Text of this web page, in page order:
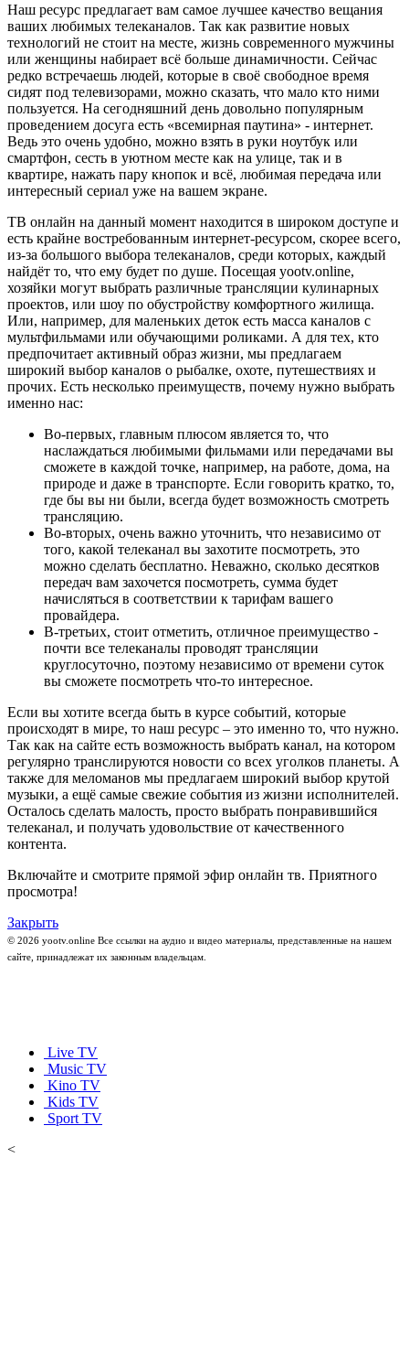
Наш ресурс предлагает вам самое лучшее качество вещания
ваших любимых телеканалов. Так как развитие новых
технологий не стоит на месте, жизнь современного мужчины
или женщины набирает всё больше динамичности. Сейчас
редко встречаешь людей, которые в своё свободное время
сидят под телевизорами, можно сказать, что мало кто ними
пользуется. На сегодняшний день довольно популярным
проведением досуга есть «всемирная паутина» - интернет.
Ведь это очень удобно, можно взять в руки ноутбук или
смартфон, сесть в уютном месте как на улице, так и в
квартире, нажать пару кнопок и всё, любимая передача или
интересный сериал уже на вашем экране.
ТВ онлайн на данный момент находится в широком доступе и
есть крайне востребованным интернет-ресурсом, скорее всего,
из-за большого выбора телеканалов, среди которых, каждый
найдёт то, что ему будет по душе. Посещая yootv.online,
хозяйки могут выбрать различные трансляции кулинарных
проектов, или шоу по обустройству комфортного жилища.
Или, например, для маленьких деток есть масса каналов с
мультфильмами или обучающими роликами. А для тех, кто
предпочитает активный образ жизни, мы предлагаем
широкий выбор каналов о рыбалке, охоте, путешествиях и
прочих. Есть несколько преимуществ, почему нужно выбрать
именно нас:
Во-первых, главным плюсом является то, что
наслаждаться любимыми фильмами или передачами вы
сможете в каждой точке, например, на работе, дома, на
природе и даже в транспорте. Если говорить кратко, то,
где бы вы ни были, всегда будет возможность смотреть
трансляцию.
Во-вторых, очень важно уточнить, что независимо от
того, какой телеканал вы захотите посмотреть, это
можно сделать бесплатно. Неважно, сколько десятков
передач вам захочется посмотреть, сумма будет
начисляться в соответствии к тарифам вашего
провайдера.
В-третьих, стоит отметить, отличное преимущество -
почти все телеканалы проводят трансляции
круглосуточно, поэтому независимо от времени суток
вы сможете посмотреть что-то интересное.
Если вы хотите всегда быть в курсе событий, которые
происходят в мире, то наш ресурс – это именно то, что нужно.
Так как на сайте есть возможность выбрать канал, на котором
регулярно транслируются новости со всех уголков планеты. А
также для меломанов мы предлагаем широкий выбор крутой
музыки, а ещё самые свежие события из жизни исполнителей.
Осталось сделать малость, просто выбрать понравившийся
телеканал, и получать удовольствие от качественного
контента.
Включайте и смотрите прямой эфир онлайн тв. Приятного
просмотра!
Закрыть
© 2026 yootv.online Все ссылки на аудио и видео материалы, представленные на нашем
сайте, принадлежат их законным владельцам.
Live TV
Music TV
Kino TV
Kids TV
Sport TV
<